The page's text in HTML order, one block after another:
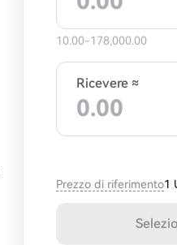
10.00-178,000.00
Ricevere ≈
Prezzo di riferimento1